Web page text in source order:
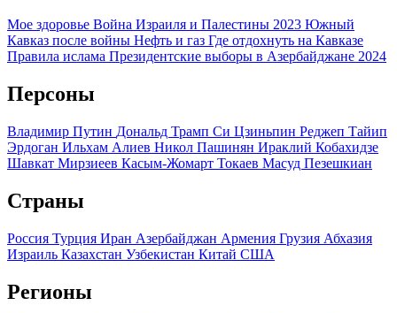
Мое здоровье Война Израиля и Палестины 2023 Южный
Кавказ после войны Нефть и газ Где отдохнуть на Кавказе
Правила ислама Президентские выборы в Азербайджане 2024
Персоны
Владимир Путин Дональд Трамп Си Цзиньпин Реджеп Тайип
Эрдоган Ильхам Алиев Никол Пашинян Ираклий Кобахидзе
Шавкат Мирзиеев Касым-Жомарт Токаев Масуд Пезешкиан
Страны
Россия Турция Иран Азербайджан Армения Грузия Абхазия
Израиль Казахстан Узбекистан Китай США
Регионы